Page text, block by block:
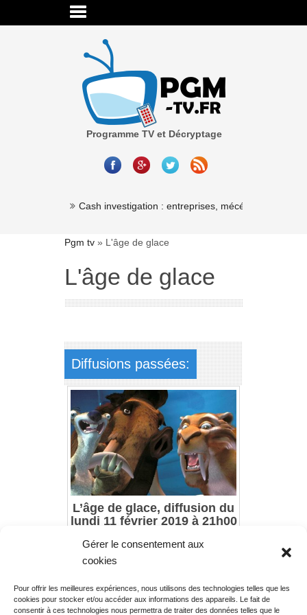
Gérer le consentement aux
cookies
Pour offrir les meilleures expériences, nous utilisons des technologies telles que les
cookies pour stocker et/ou accéder aux informations des appareils. Le fait de
consentir à ces technologies nous permettra de traiter des données telles que le
Programme TV et Décryptage
Cash investigation : entreprises, mécénat,
Pgm tv » L'âge de glace
L'âge de glace
Diffusions passées:
L’âge de glace, diffusion du
lundi 11 février 2019 à 21h00
Rechercher votre
programme